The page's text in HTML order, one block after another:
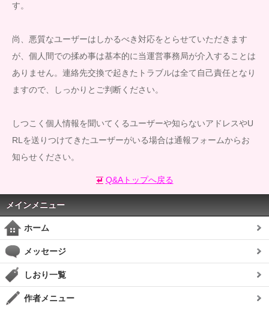
す。
尚、悪質なユーザーはしかるべき対応をとらせていただきます
が、個人間での揉め事は基本的に当運営事務局が介入することは
ありません。連絡先交換で起きたトラブルは全て自己責任となり
ますので、しっかりとご判断ください。
しつこく個人情報を聞いてくるユーザーや知らないアドレスやU
RLを送りつけてきたユーザーがいる場合は通報フォームからお
知らせください。
Q&Aトップへ戻る
メインメニュー
ホーム
メッセージ
しおり一覧
作者メニュー